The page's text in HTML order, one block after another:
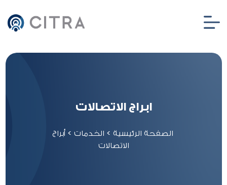
ابراج الاتصالات
الصفحة الرئيسية > الخدمات >أبراج
الاتصالات